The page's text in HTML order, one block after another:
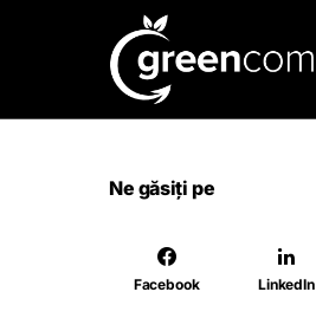
Ne găsiți pe
Facebook LinkedIn